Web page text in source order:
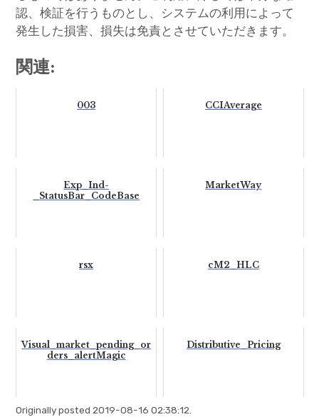
認、検証を行うものとし、システムの利用によって
発生した損害、損失は免責とさせていただきます。
関連:
003 CCIAverage
Exp_Ind-
_StatusBar_CodeBase
MarketWay
rsx cM2_HLC
Visual_market_pending_or
ders_alertMagic
Distributive_Pricing
Originally posted 2019-08-16 02:38:12.